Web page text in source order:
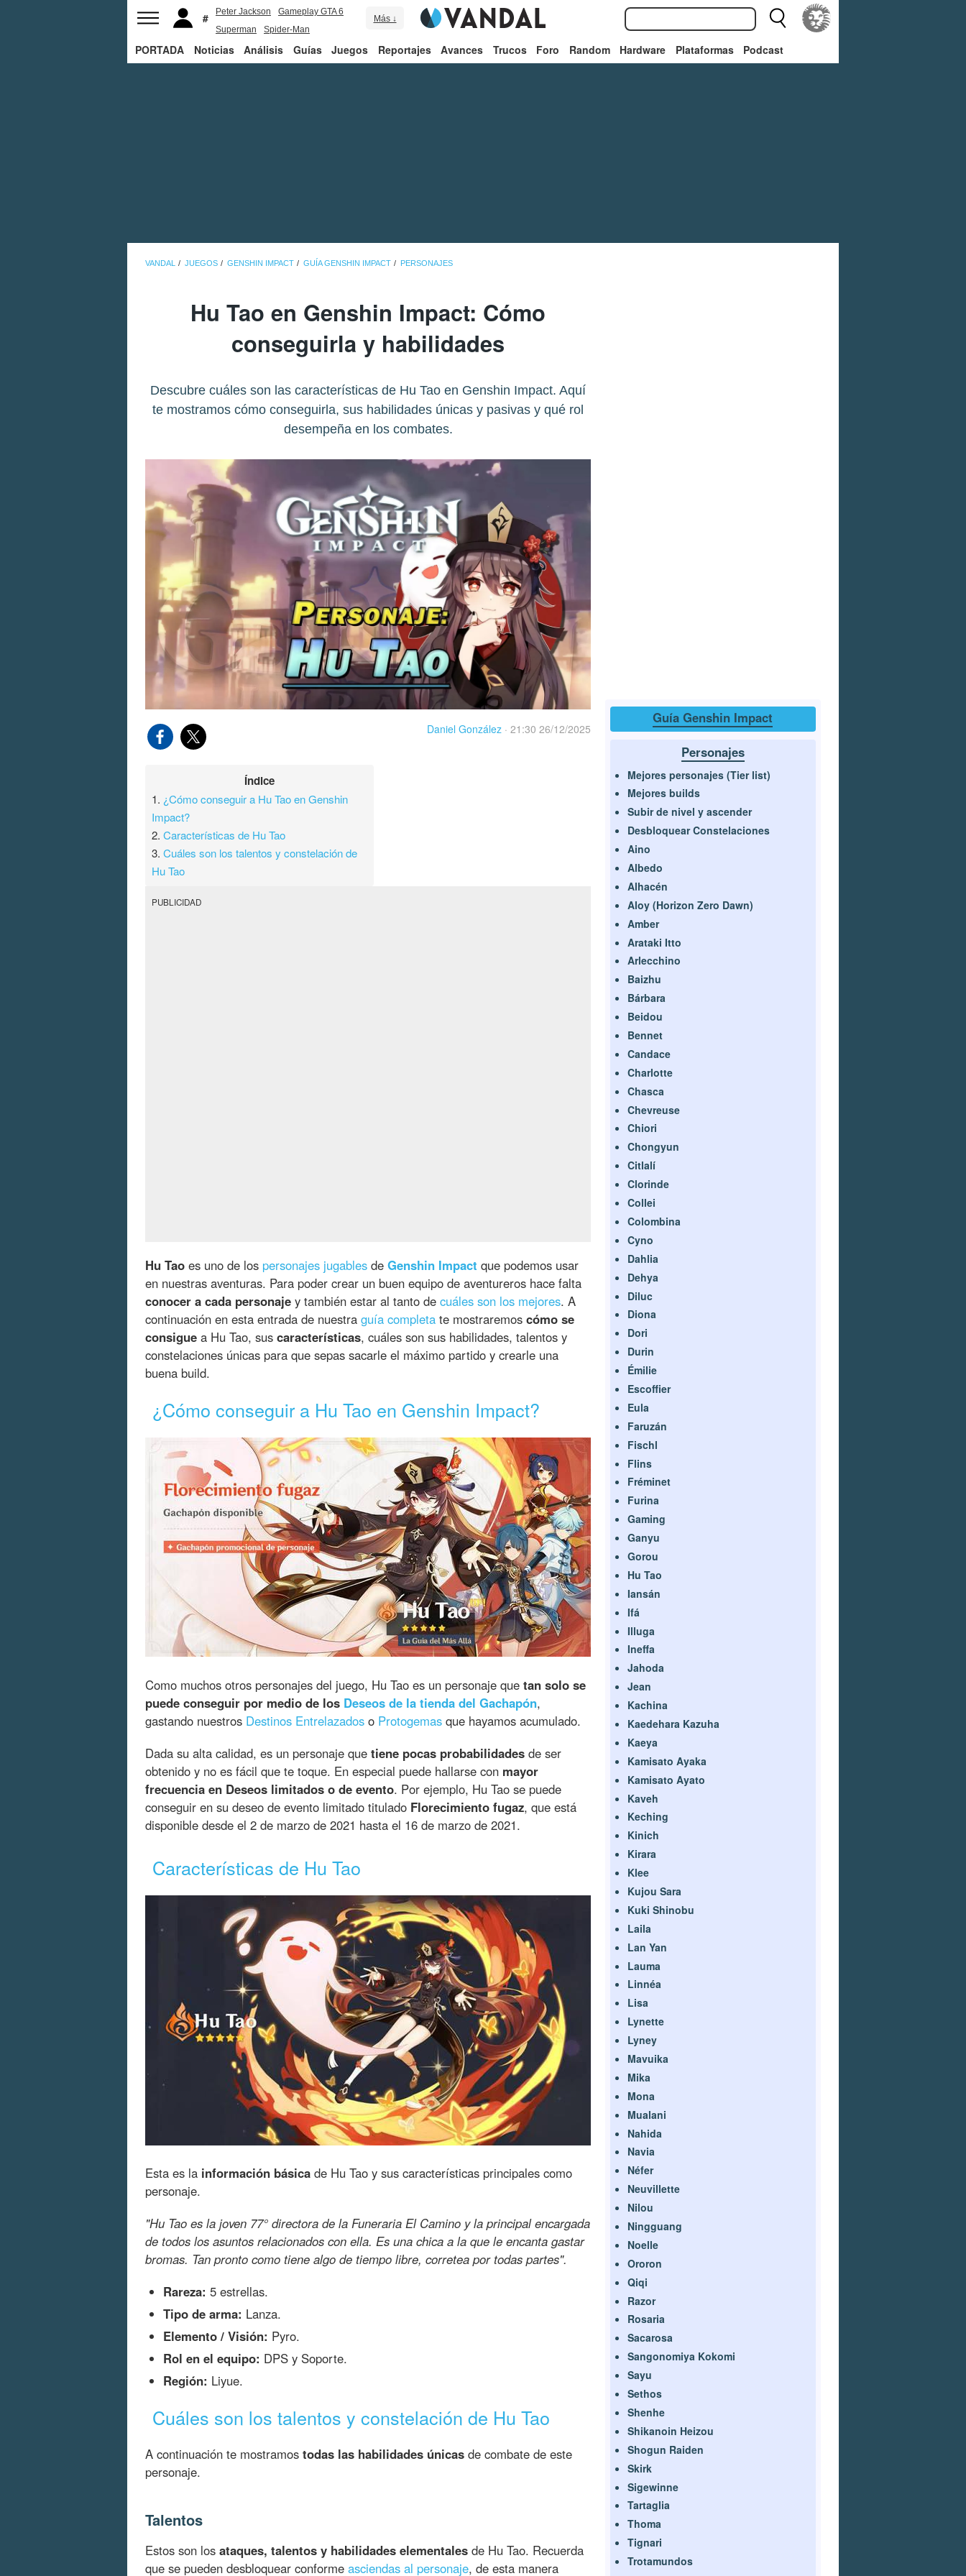
Peter Jackson
Gameplay GTA 6
Superman
Spider-Man
Más ↓
PORTADA Noticias Análisis Guías Juegos Reportajes Avances Trucos Foro Random Hardware Plataformas Podcast
VANDAL JUEGOS GENSHIN IMPACT GUÍA GENSHIN IMPACT PERSONAJES
Hu Tao en Genshin Impact: Cómo
conseguirla y habilidades
Descubre cuáles son las características de Hu Tao en Genshin Impact. Aquí
te mostramos cómo conseguirla, sus habilidades únicas y pasivas y qué rol
desempeña en los combates.
Daniel González · 21:30 26/12/2025
Índice
1. ¿Cómo conseguir a Hu Tao en Genshin
Impact?
2.Características de Hu Tao
3.Cuáles son los talentos y constelación de
Hu Tao
PUBLICIDAD
Hu Tao es uno de los personajes jugables de Genshin Impact que podemos usar
en nuestras aventuras. Para poder crear un buen equipo de aventureros hace falta
conocer a cada personaje y también estar al tanto de cuáles son los mejores. A
continuación en esta entrada de nuestra guía completa te mostraremos cómo se
consigue a Hu Tao, sus características, cuáles son sus habilidades, talentos y
constelaciones únicas para que sepas sacarle el máximo partido y crearle una
buena build.
¿Cómo conseguir a Hu Tao en Genshin Impact?
Como muchos otros personajes del juego, Hu Tao es un personaje que tan solo se
puede conseguir por medio de los Deseos de la tienda del Gachapón,
gastando nuestros Destinos Entrelazados o Protogemas que hayamos acumulado.
Dada su alta calidad, es un personaje que tiene pocas probabilidades de ser
obtenido y no es fácil que te toque. En especial puede hallarse con mayor
frecuencia en Deseos limitados o de evento. Por ejemplo, Hu Tao se puede
conseguir en su deseo de evento limitado titulado Florecimiento fugaz, que está
disponible desde el 2 de marzo de 2021 hasta el 16 de marzo de 2021.
Características de Hu Tao
Esta es la información básica de Hu Tao y sus características principales como
personaje.
"Hu Tao es la joven 77° directora de la Funeraria El Camino y la principal encargada
de todos los asuntos relacionados con ella. Es una chica a la que le encanta gastar
bromas. Tan pronto como tiene algo de tiempo libre, corretea por todas partes".
Rareza: 5 estrellas.
Tipo de arma: Lanza.
Elemento / Visión: Pyro.
Rol en el equipo: DPS y Soporte.
Región: Liyue.
Cuáles son los talentos y constelación de Hu Tao
A continuación te mostramos todas las habilidades únicas de combate de este
personaje.
Talentos
Estos son los ataques, talentos y habilidades elementales de Hu Tao. Recuerda
que se pueden desbloquear conforme asciendas al personaje, de esta manera
Guía Genshin Impact
Personajes
Mejores personajes (Tier list)
Mejores builds
Subir de nivel y ascender
Desbloquear Constelaciones
Aino
Albedo
Alhacén
Aloy (Horizon Zero Dawn)
Amber
Arataki Itto
Arlecchino
Baizhu
Bárbara
Beidou
Bennet
Candace
Charlotte
Chasca
Chevreuse
Chiori
Chongyun
Citlalí
Clorinde
Collei
Colombina
Cyno
Dahlia
Dehya
Diluc
Diona
Dori
Durin
Émilie
Escoffier
Eula
Faruzán
Fischl
Flins
Fréminet
Furina
Gaming
Ganyu
Gorou
Hu Tao
Iansán
Ifá
Illuga
Ineffa
Jahoda
Jean
Kachina
Kaedehara Kazuha
Kaeya
Kamisato Ayaka
Kamisato Ayato
Kaveh
Keching
Kinich
Kirara
Klee
Kujou Sara
Kuki Shinobu
Laila
Lan Yan
Lauma
Linnéa
Lisa
Lynette
Lyney
Mavuika
Mika
Mona
Mualani
Nahida
Navia
Néfer
Neuvillette
Nilou
Ningguang
Noelle
Ororon
Qiqi
Razor
Rosaria
Sacarosa
Sangonomiya Kokomi
Sayu
Sethos
Shenhe
Shikanoin Heizou
Shogun Raiden
Skirk
Sigewinne
Tartaglia
Thoma
Tignari
Trotamundos